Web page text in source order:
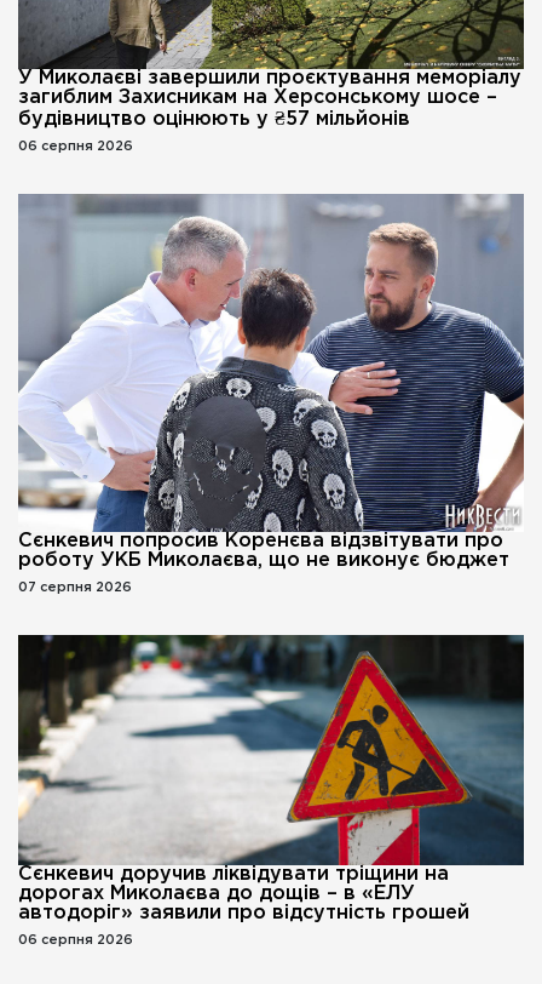
У Миколаєві завершили проєктування меморіалу
загиблим Захисникам на Херсонському шосе –
будівництво оцінюють у ₴57 мільйонів
06 серпня 2026
Сєнкевич попросив Коренєва відзвітувати про
роботу УКБ Миколаєва, що не виконує бюджет
07 серпня 2026
Сєнкевич доручив ліквідувати тріщини на
дорогах Миколаєва до дощів – в «ЕЛУ
автодоріг» заявили про відсутність грошей
06 серпня 2026